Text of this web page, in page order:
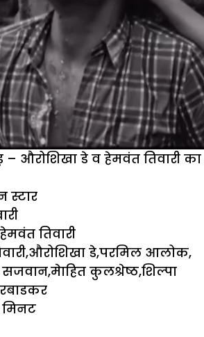
– औरोशिखा डे व हेमवंत तिवारी का
स्टार
हेमवंत तिवारी
औरोशिखा डे,परमिल आलोक,
सजवान,मेाहित कुलश्रेष्ठ,शिल्पा
मिनट